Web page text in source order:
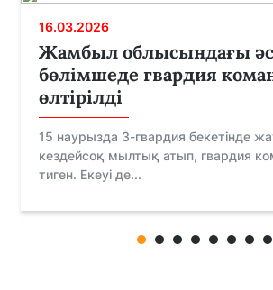
16.03.2026
Жамбыл облысындағы
бөлімшеде гвардия
өлтірілді
15 наурызда 3-гвардия бекетінде
кездейсоқ мылтық атып, гвардия
тиген. Екеуі де...